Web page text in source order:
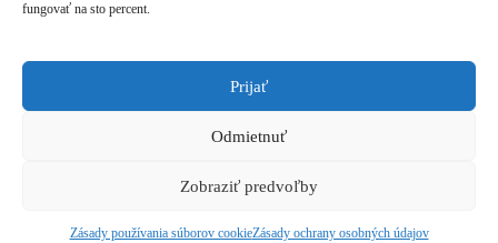
fungovať na sto percent.
Prijať
Odmietnuť
Zobraziť predvoľby
Zásady používania súborov cookieZásady ochrany osobných údajov
Sleduj ma na Instagrame
túto stránku nesponzoruje, neautorizuje ani neschvaľuje.